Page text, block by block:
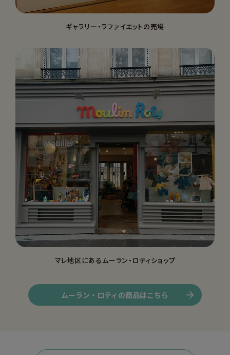
ギャラリー・ラファイエットの売場
マレ地区にあるムーラン・ロティショップ
ムーラン・ロティの商品はこちら